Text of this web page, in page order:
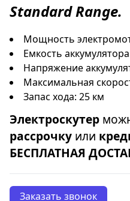
Standard Range.
Мощность
Емкость
Напряжение
Максимальная
Запас хода: 25 км
Электроскутер
рассрочку или
БЕСПЛАТНАЯ
Заказать звонок